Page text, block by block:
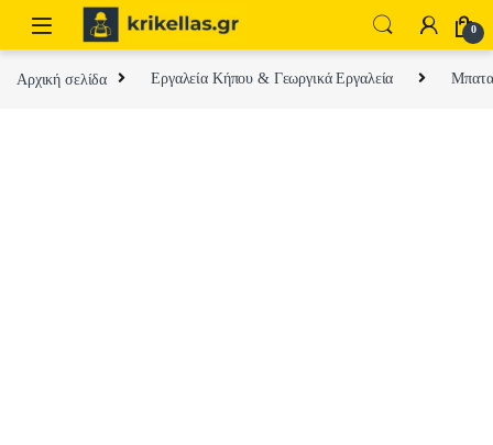
Skip to navigation
Skip to content
0
Αρχική σελίδα Εργαλεία Κήπου & Γεωργικά Εργαλεία